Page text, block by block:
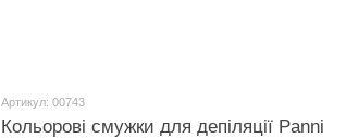
Артикул: 00743
Кольорові смужки для депіляції Panni